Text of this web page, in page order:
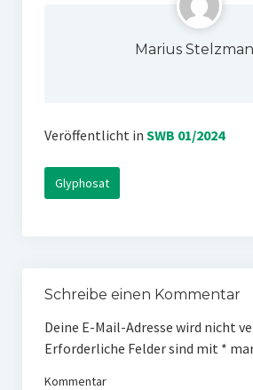
Marius
Veröffentlicht in SWB 01/2024
Glyphosat
Schreibe einen Kommentar
Deine E-Mail-Adresse wird nicht
Erforderliche Felder sind mit *
Kommentar